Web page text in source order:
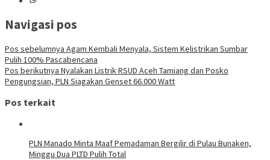
Navigasi pos
Pos sebelumnya Agam Kembali Menyala, Sistem Kelistrikan Sumbar
Pulih 100% Pascabencana
Pos berikutnya Nyalakan Listrik RSUD Aceh Tamiang dan Posko
Pengungsian, PLN Siagakan Genset 66.000 Watt
Pos terkait
PLN Manado Minta Maaf Pemadaman Bergilir di Pulau Bunaken,
Minggu Dua PLTD Pulih Total